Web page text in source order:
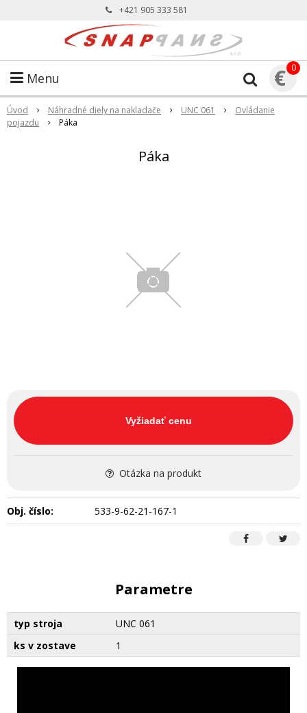
+421 905 333 581
Menu € 0
Úvod Náhradné diely na nakladače UNC 061
Ovládanie
pojazdu
Páka
Páka
Vyžiadať cenu
Otázka na produkt
Obj. číslo: 533-9-62-21-167-1
Parametre
typ stroja
UNC 061
ks v zostave
1